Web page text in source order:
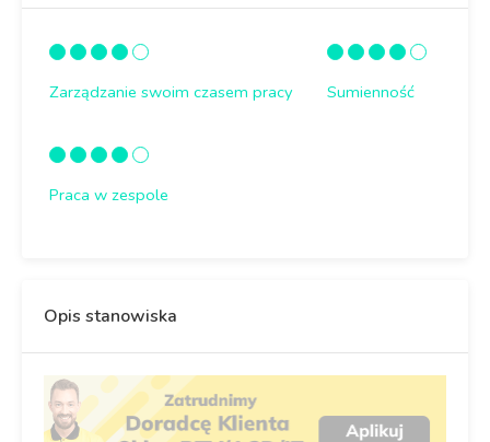
Zarządzanie swoim czasem pracy Sumienność
Praca w zespole
Opis stanowiska